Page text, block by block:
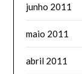
junho 2011
maio 2011
abril 2011